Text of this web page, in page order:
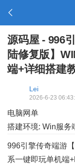
源码屋 - 996
陆修复版】
端+详细搭建
Lei
2026-6-23
电脑网单
搭建环境: Win服务
996引擎传奇端游
系一键即玩单机端